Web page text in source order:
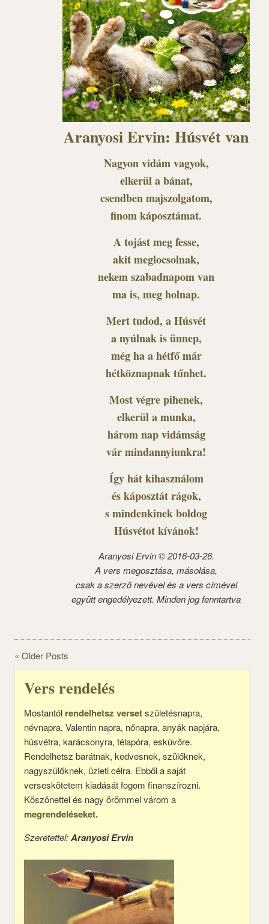
Aranyosi Ervin: Húsvét van
Nagyon vidám vagyok,
elkerül a bánat,
csendben majszolgatom,
finom káposztámat.
A tojást meg fesse,
akit meglocsolnak,
nekem szabadnapom van
ma is, meg holnap.
Mert tudod, a Húsvét
a nyúlnak is ünnep,
még ha a hétfő már
hétköznapnak tűnhet.
Most végre pihenek,
elkerül a munka,
három nap vidámság
vár mindannyiunkra!
Így hát kihasználom
és káposztát rágok,
s mindenkinek boldog
Húsvétot kívánok!
Aranyosi Ervin © 2016-03-26.
A vers megosztása, másolása,
csak a szerző nevével és a vers címével
együtt engedélyezett. Minden jog fenntartva
« Older Posts
Vers rendelés
Mostantól rendelhetsz versetszületésnapra,
névnapra, Valentin napra, nőnapra, anyák napjára,
húsvétra, karácsonyra, télapóra, esküvőre.
Rendelhetsz barátnak, kedvesnek, szülőknek,
nagyszülőknek, üzleti célra. Ebből a saját
verseskötetem kiadását fogom finanszírozni.
Köszönettel és nagy örömmel várom a
megrendeléseket.
Szeretettel:Aranyosi Ervin